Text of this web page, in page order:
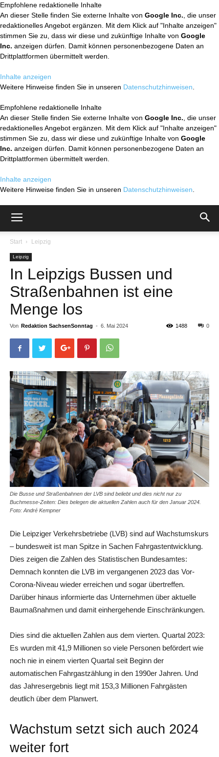
Empfohlene redaktionelle Inhalte
An dieser Stelle finden Sie externe Inhalte von Google Inc. , die unser
redaktionelles Angebot ergänzen. Mit dem Klick auf "Inhalte anzeigen"
stimmen Sie zu, dass wir diese und zukünftige Inhalte von Google
Inc. anzeigen dürfen. Damit können personenbezogene Daten an
Drittplattformen übermittelt werden.
Inhalte anzeigen
Weitere Hinweise finden Sie in unseren Datenschutzhinweisen
Empfohlene redaktionelle Inhalte
An dieser Stelle finden Sie externe Inhalte von Google Inc. , die unser
redaktionelles Angebot ergänzen. Mit dem Klick auf "Inhalte anzeigen"
stimmen Sie zu, dass wir diese und zukünftige Inhalte von Google
Inc. anzeigen dürfen. Damit können personenbezogene Daten an
Drittplattformen übermittelt werden.
Inhalte anzeigen
Weitere Hinweise finden Sie in unseren Datenschutzhinweisen
Start Leipzig
Leipzig
In Leipzigs Bussen und
Straßenbahnen ist eine
Menge los
Von Redaktion SachsenSonntag - 6. Mai 2024 0
1488
Die Busse und Straßenbahnen der LVB sind beliebt und dies nicht nur zu
Buchmesse-Zeiten: Dies belegen die aktuellen Zahlen auch für den Januar 2024.
Foto: André Kempner
Die Leipziger Verkehrsbetriebe (LVB) sind auf Wachstumskurs
– bundesweit ist man Spitze in Sachen Fahrgastentwicklung.
Dies zeigen die Zahlen des Statistischen Bundesamtes:
Demnach konnten die LVB im vergangenen 2023 das Vor-
Corona-Niveau wieder erreichen und sogar übertreffen.
Darüber hinaus informierte das Unternehmen über aktuelle
Baumaßnahmen und damit einhergehende Einschränkungen.
Dies sind die aktuellen Zahlen aus dem vierten. Quartal 2023:
Es wurden mit 41,9 Millionen so viele Personen befördert wie
noch nie in einem vierten Quartal seit Beginn der
automatischen Fahrgastzählung in den 1990er Jahren. Und
das Jahresergebnis liegt mit 153,3 Millionen Fahrgästen
deutlich über dem Planwert.
Wachstum setzt sich auch 2024
weiter fort